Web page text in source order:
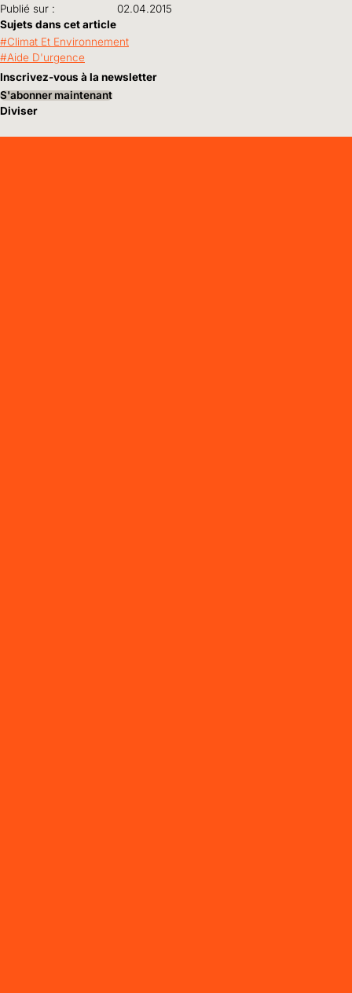
Publié sur :
02.04.2015
Sujets dans cet article
Climat Et Environnement
Aide D'urgence
Inscrivez-vous à la newsletter
S'abonner maintenant
Diviser